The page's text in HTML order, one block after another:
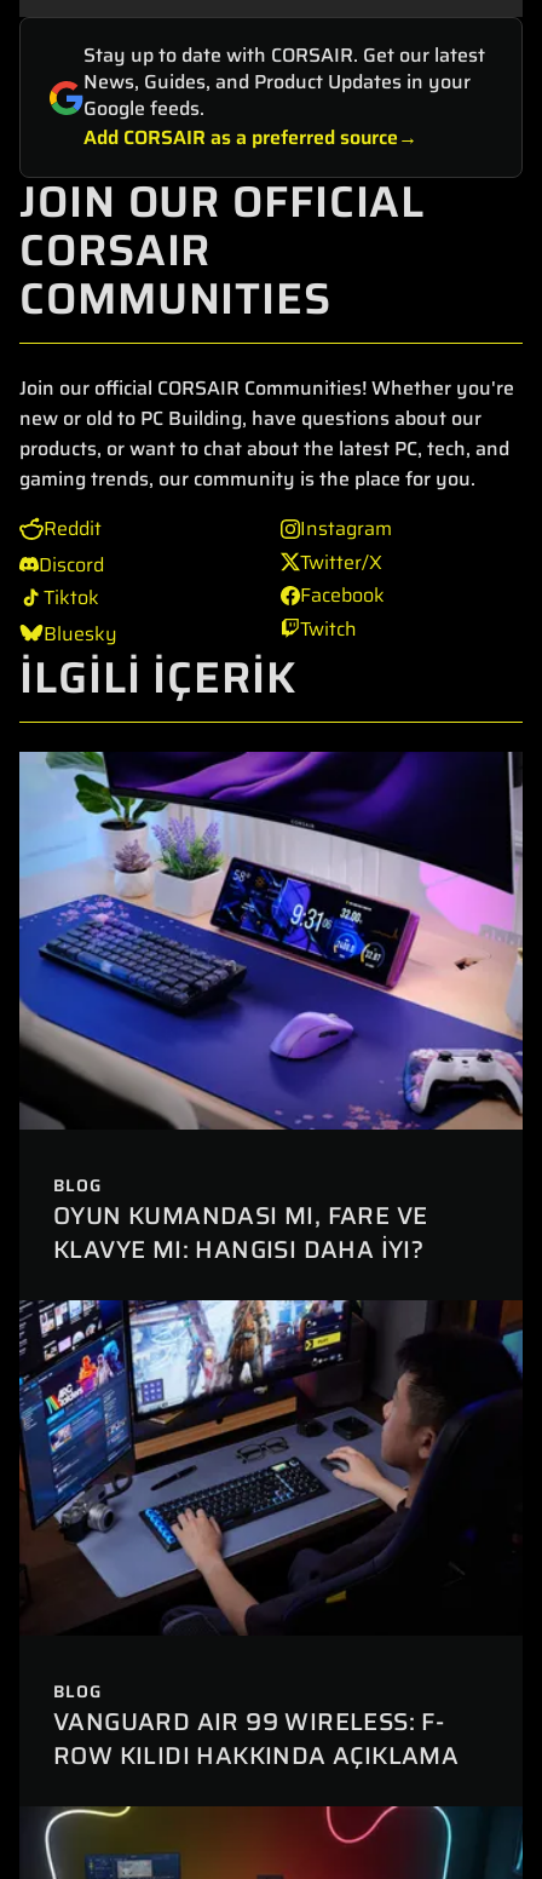
Stay up to date with CORSAIR. Get our latest
News, Guides, and Product Updates in your
Google feeds.
Add CORSAIR as a preferred source
JOIN OUR OFFICIAL
CORSAIR
COMMUNITIES
Join our official CORSAIR Communities! Whether you're
new or old to PC Building, have questions about our
products, or want to chat about the latest PC, tech, and
gaming trends, our community is the place for you.
Reddit
Discord
Tiktok
Bluesky
Instagram
Twitter/X
Facebook
Twitch
İLGİLİ İÇERİK
BLOG
OYUN KUMANDASI MI, FARE VE
KLAVYE MI: HANGISI DAHA İYI?
BLOG
VANGUARD AIR 99 WIRELESS: F-
ROW KILIDI HAKKINDA AÇIKLAMA